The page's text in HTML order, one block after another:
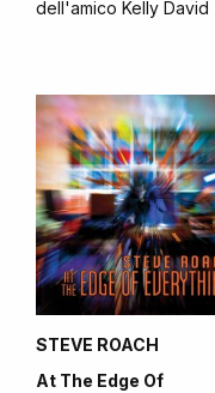
dell'amico Kelly David
STEVE ROACH
At The Edge Of